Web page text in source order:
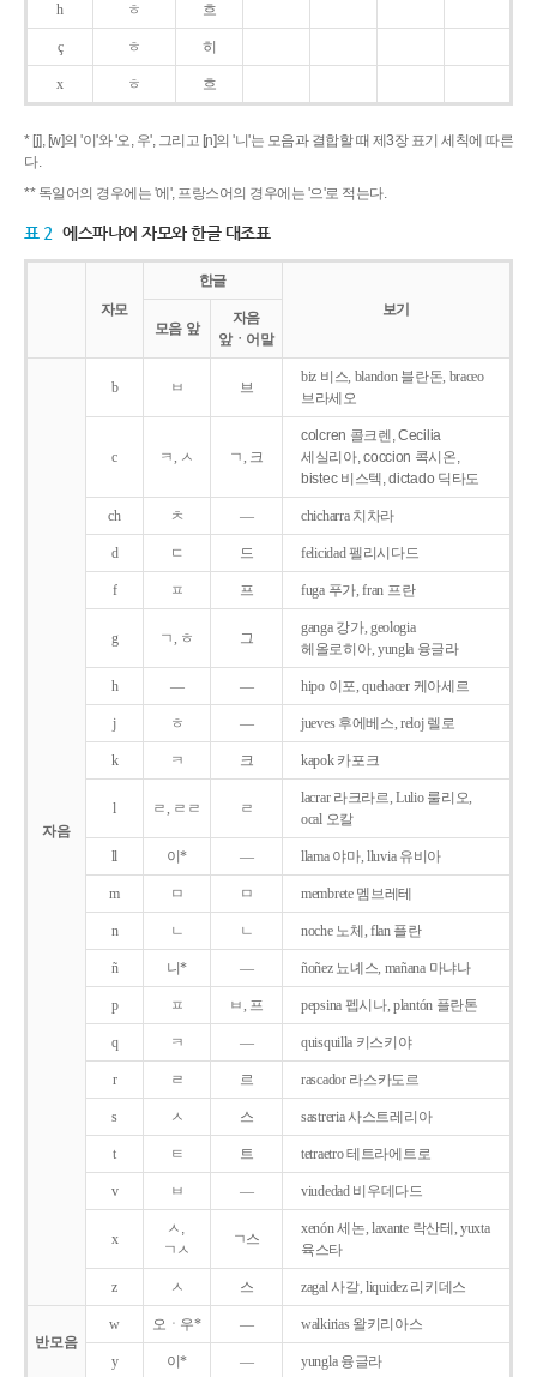
h ㅎ 흐
ç ㅎ 히
x ㅎ 흐
* [j], [w]의 '이'와 '오, 우', 그리고 [ɲ]의 '니'는 모음과 결합할 때 제3장 표기 세칙에 따른
다.
** 독일어의 경우에는 '에', 프랑스어의 경우에는 '으'로 적는다.
표 2 에스파냐어 자모와 한글 대조표
자모
한글
보기
모음 앞
자음
앞ㆍ어말
자음
b ㅂ 브
biz 비스, blandon 블란돈, braceo
브라세오
c ㅋ, ㅅ ㄱ, 크
colcren 콜크렌, Cecilia
세실리아, coccion 콕시온,
bistec 비스텍, dictado 딕타도
ch ㅊ ― chicharra 치차라
d ㄷ 드 felicidad 펠리시다드
f ㅍ 프 fuga 푸가, fran 프란
g ㄱ, ㅎ 그
ganga 강가, geologia
헤올로히아, yungla 융글라
h ― ― hipo 이포, quehacer 케아세르
j ㅎ ― jueves 후에베스, reloj 렐로
k ㅋ 크 kapok 카포크
l ㄹ, ㄹㄹ ㄹ
lacrar 라크라르, Lulio 룰리오,
ocal 오칼
ll 이* ― llama 야마, lluvia 유비아
m ㅁ ㅁ membrete 멤브레테
n ㄴ ㄴ noche 노체, flan 플란
ñ 니* ― ñoñez 뇨녜스, mañana 마냐나
p ㅍ ㅂ, 프 pepsina 펩시나, plantón 플란톤
q ㅋ ― quisquilla 키스키야
r ㄹ 르 rascador 라스카도르
s ㅅ 스 sastreria 사스트레리아
t ㅌ 트 tetraetro 테트라에트로
v ㅂ ― viudedad 비우데다드
x
ㅅ,
ㄱㅅ
ㄱ스
xenón 세논, laxante 락산테, yuxta
육스타
z ㅅ 스 zagal 사갈, liquidez 리키데스
반모음
w 오ㆍ우* ― walkirias 왈키리아스
y 이* ― yungla 융글라